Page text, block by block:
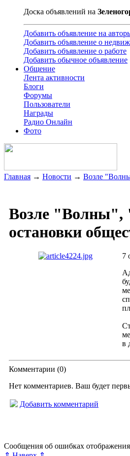
Доска объявлений на
Добавить объявление на
Добавить объявление о
Добавить объявление о работе
Добавить обычное объявление
Общение
Лента активности
Блоги
Форумы
Пользователи
Награды
Радио Онлайн
Фото
Главная → Новости → Возле
Возле "Волны",
остановки
7
в
Комментарии (0)
Нет комментариев. Ваш будет
Добавить комментарий
Сообщения об ошибках